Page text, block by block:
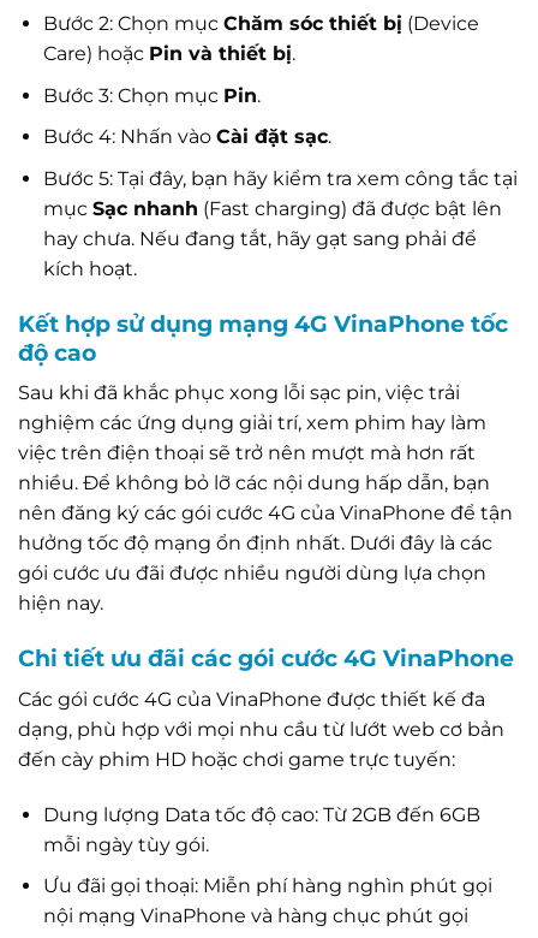
Bước 2: Chọn mục Chăm sóc thiết bị (Device
Care) hoặc Pin và thiết bị.
Bước 3: Chọn mục Pin.
Bước 4: Nhấn vào Cài đặt sạc.
Bước 5: Tại đây, bạn hãy kiểm tra xem công tắc tại
mục Sạc nhanh (Fast charging) đã được bật lên
hay chưa. Nếu đang tắt, hãy gạt sang phải để
kích hoạt.
Kết hợp sử dụng mạng 4G VinaPhone tốc
độ cao
Sau khi đã khắc phục xong lỗi sạc pin, việc trải
nghiệm các ứng dụng giải trí, xem phim hay làm
việc trên điện thoại sẽ trở nên mượt mà hơn rất
nhiều. Để không bỏ lỡ các nội dung hấp dẫn, bạn
nên đăng ký các gói cước 4G của VinaPhone để tận
hưởng tốc độ mạng ổn định nhất. Dưới đây là các
gói cước ưu đãi được nhiều người dùng lựa chọn
hiện nay.
Chi tiết ưu đãi các gói cước 4G VinaPhone
Các gói cước 4G của VinaPhone được thiết kế đa
dạng, phù hợp với mọi nhu cầu từ lướt web cơ bản
đến cày phim HD hoặc chơi game trực tuyến:
Dung lượng Data tốc độ cao: Từ 2GB đến 6GB
mỗi ngày tùy gói.
Ưu đãi gọi thoại: Miễn phí hàng nghìn phút gọi
nội mạng VinaPhone và hàng chục phút gọi